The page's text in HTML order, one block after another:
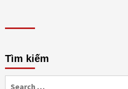
Tìm kiếm